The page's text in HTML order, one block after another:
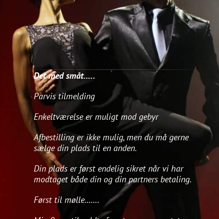
Det med småt…..
Parvis tilmelding
Enkeltværelse er muligt mod gebyr
Afbestilling er ikke mulig, men du må gerne
sælge din plads til en anden.
Din plads er først endelig sikret når vi har
modtaget både din og din partners betaling.
Først til mølle…….